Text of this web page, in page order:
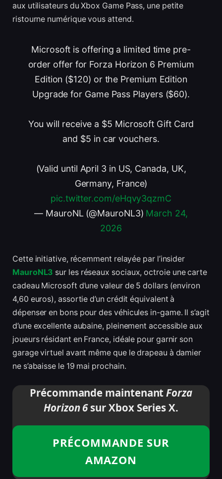
aux utilisateurs du Xbox Game Pass, une petite
ristourne numérique vous attend.
Microsoft is offering a limited time pre-
order offer for Forza Horizon 6 Premium
Edition ($120) or the Premium Edition
Upgrade for Game Pass Players ($60).
You will receive a $5 Microsoft Gift Card
and $5 in car vouchers.
(Valid until April 3 in US, Canada, UK,
Germany, France)
pic.twitter.com/eHqvy3qzmC
— MauroNL (@MauroNL3) March 24,
2026
Cette initiative, récemment relayée par l’insider
MauroNL3 sur les réseaux sociaux, octroie une carte
cadeau Microsoft d’une valeur de 5 dollars (environ
4,60 euros), assortie d’un crédit équivalent à
dépenser en bons pour des véhicules in-game. Il s’agit
d’une excellente aubaine, pleinement accessible aux
joueurs résidant en France, idéale pour garnir son
garage virtuel avant même que le drapeau à damier
ne s’abaisse le 19 mai prochain.
Précommande maintenantForza
Horizon 6sur Xbox Series X.
PRÉCOMMANDE SUR
AMAZON